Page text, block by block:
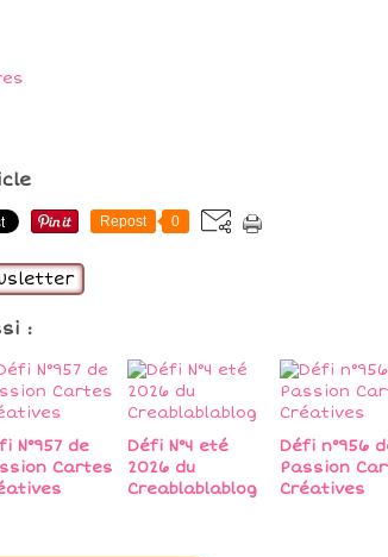
Repost 0
:
N°957 de
Cartes
Défi N°4 eté
2026 du
Creablablablog
Défi n°956
Passion
Créatives